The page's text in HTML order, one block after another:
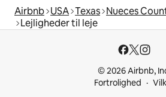
Airbnb USA Texas Nueces
Lejligheder til leje
© 2026 Airbnb,
Fortrolighed